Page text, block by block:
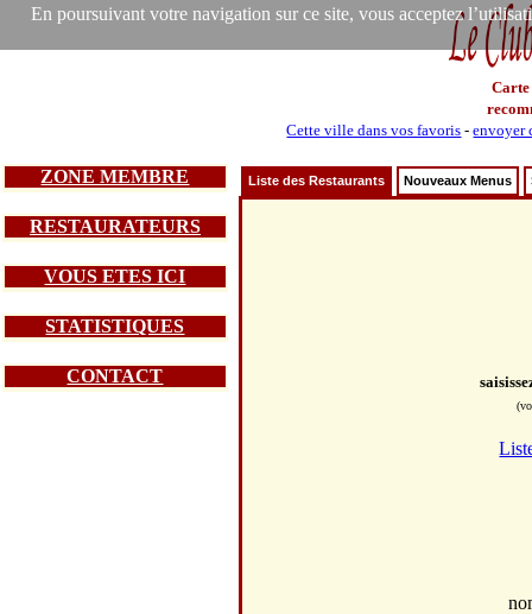
En poursuivant votre navigation sur ce site, vous acceptez
Carte
Cette ville dans vos favoris -envoyer
ZONE MEMBRE
RESTAURATEURS
VOUS ETES ICI
STATISTIQUES
CONTACT
Liste des Restaurants Nouveaux Menus